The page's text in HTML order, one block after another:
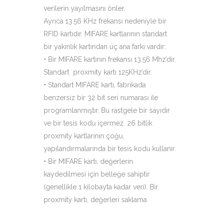
verilerin yayılmasını önler.
Ayrıca 13.56 KHz frekansı nedeniyle bir
RFID kartıdır. MIFARE kartlarının standart
bir yakınlık kartından üç ana farkı vardır:
• Bir MIFARE kartının frekansı 13.56 Mhz’dir.
Standart proxmity kartı 125KHz’dir.
• Standart MIFARE kartı, fabrikada
benzersiz bir 32 bit seri numarası ile
programlanmıştır. Bu rastgele bir sayıdır
ve bir tesis kodu içermez. 26 bitlik
proxmity kartlarının çoğu,
yapılandırmalarında bir tesis kodu kullanır.
• Bir MIFARE kartı, değerlerin
kaydedilmesi için belleğe sahiptir
(genellikle 1 kilobayta kadar veri). Bir
proxmity kartı, değerleri saklama